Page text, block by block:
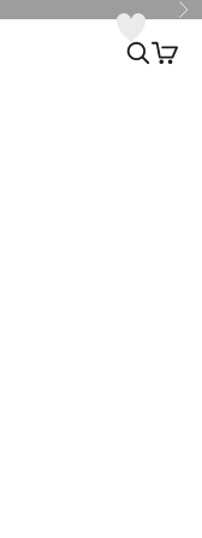
次
検索カート